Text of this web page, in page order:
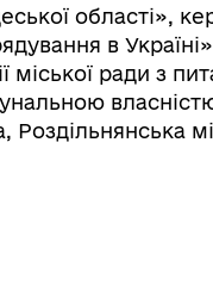
органи (ради,
комісії)
області»,
в
міської ради з
Роздільнянська